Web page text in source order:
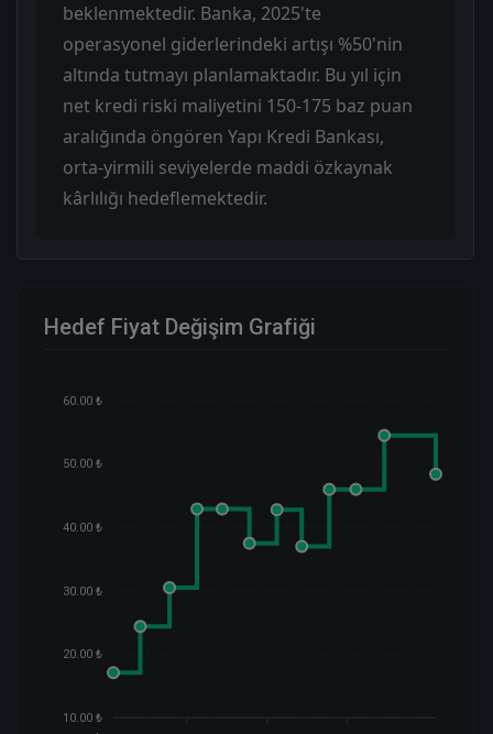
beklenmektedir. Banka, 2025'te
operasyonel giderlerindeki artışı %50'nin
altında tutmayı planlamaktadır. Bu yıl için
net kredi riski maliyetini 150-175 baz puan
aralığında öngören Yapı Kredi Bankası,
orta-yirmili seviyelerde maddi özkaynak
kârlılığı hedeflemektedir.
Hedef Fiyat Değişim Grafiği
60.00 ₺
50.00 ₺
40.00 ₺
30.00 ₺
20.00 ₺
10.00 ₺